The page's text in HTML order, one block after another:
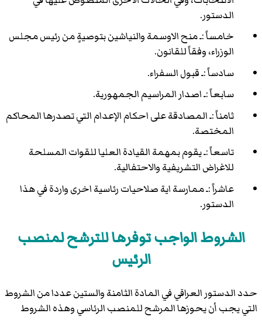
الدستور.
خامساً :ـ منح الاوسمة والنياشين بتوصيةٍ من رئيس مجلس
الوزراء، وفقاً للقانون.
سادساً :ـ قبول السفراء.
سابعاً :ـ اصدار المراسيم الجمهورية.
ثامناً :ـ المصادقة على احكام الإعدام التي تصدرها المحاكم
المختصة.
تاسعاً :ـ يقوم بمهمة القيادة العليا للقوات المسلحة
للاغراض التشريفية والاحتفالية.
عاشراً :ـ ممارسة اية صلاحيات رئاسية اخرى واردة في هذا
الدستور.
الشروط الواجب توفرها للترشح لمنصب
الرئيس
حدد الدستور العراقي في المادة الثامنة والستين عددا من الشروط
التي يجب أن يحوزها المرشح للمنصب الرئاسي وهذه الشروط